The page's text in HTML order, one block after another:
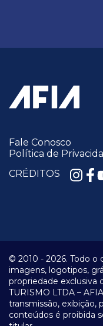
Fale Conosco
Política de
CRÉDITOS
© 2010 - 2026. Todo o
imagens, logotipos,
propriedade exclusiva
TURISMO LTDA –
transmissão, exibição,
conteúdos é proibida